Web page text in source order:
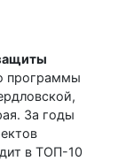
программы
За годы
в ТОП-10